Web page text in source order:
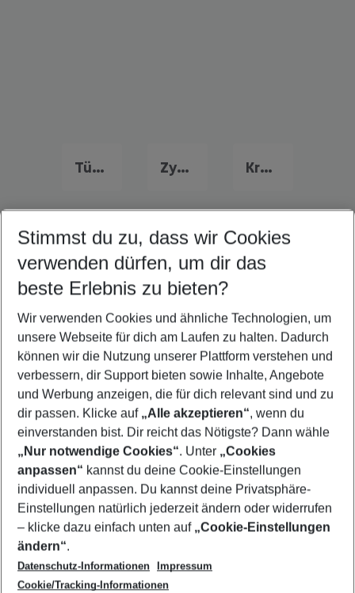
Türkei Frühbucher Angebote Zypern Flug & Hotel Kroatien Flug & Hotel
Quicklinks
Urlaub Kolymbia
Familienurlaub Kolymbia
Flug & Hotel Kolymbia
Last Minute Kolymbia
Pauschalreisen Kolymbia
Footer
Footer navigation
Über uns
AGB
Bestpreisgarantie
Cookie-Einstellungen ändern
Agenturbetreuung
Barrierefreies Reisen
Folge uns
Stimmst du zu, dass wir Cookies
verwenden dürfen, um dir das
beste Erlebnis zu bieten?
Wir verwenden Cookies und ähnliche Technologien, um
unsere Webseite für dich am Laufen zu halten. Dadurch
können wir die Nutzung unserer Plattform verstehen und
verbessern, dir Support bieten sowie Inhalte, Angebote
und Werbung anzeigen, die für dich relevant sind und zu
dir passen. Klicke auf „Alle akzeptieren“, wenn du
einverstanden bist. Dir reicht das Nötigste? Dann wähle
„Nur notwendige Cookies“. Unter „Cookies
anpassen“ kannst du deine Cookie-Einstellungen
individuell anpassen. Du kannst deine Privatsphäre-
Einstellungen natürlich jederzeit ändern oder widerrufen
– klicke dazu einfach unten auf „Cookie-Einstellungen
ändern“.
Datenschutz-Informationen
Impressum
Cookie/Tracking-Informationen